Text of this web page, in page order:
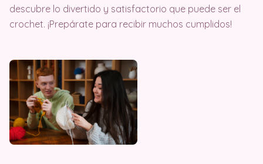
descubre lo divertido y satisfactorio que puede ser el
crochet. ¡Prepárate para recibir muchos cumplidos!